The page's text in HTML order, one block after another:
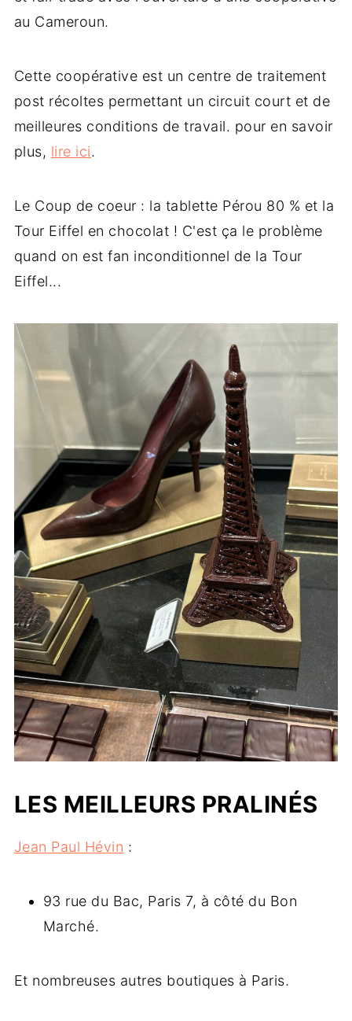
au Cameroun.
Cette coopérative est un centre de traitement
post récoltes permettant un circuit court et de
meilleures conditions de travail. pour en savoir
plus, lire ici.
Le Coup de coeur : la tablette Pérou 80 % et la
Tour Eiffel en chocolat ! C'est ça le problème
quand on est fan inconditionnel de la Tour
Eiffel...
LES MEILLEURS PRALINÉS
Jean Paul Hévin :
93 rue du Bac, Paris 7, à côté du Bon
Marché.
Et nombreuses autres boutiques à Paris.